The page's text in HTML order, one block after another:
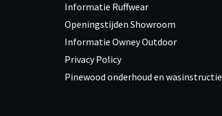
Informatie Ruffwear
Openingstijden Showroom
Informatie Owney Outdoor
Privacy Policy
Pinewood onderhoud en wasinstructie